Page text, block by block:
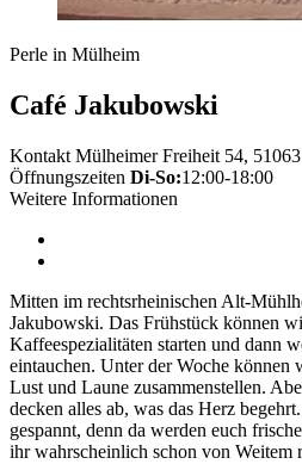
Perle in Mülheim
Café Jakubowski
Kontakt Mülheimer Freiheit 54,
Öffnungszeiten Di-So:12:00-18:00
Weitere Informationen
Mitten im rechtsrheinischen Alt-
Jakubowski. Das Frühstück können
Kaffeespezialitäten starten und dann
eintauchen. Unter der Woche können
Lust und Laune zusammenstellen.
decken alles ab, was das Herz
gespannt, denn da werden euch
ihr wahrscheinlich schon von Weitem